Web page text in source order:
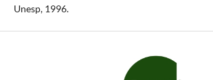
Unesp, 1996.